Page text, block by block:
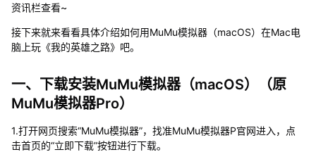
资讯栏查看~
接下来就来看看具体介绍如何用MuMu模拟器（macOS）在Mac电
脑上玩《我的英雄之路》吧。
一、下载安装MuMu模拟器（macOS）（原
MuMu模拟器Pro）
1.打开网页搜索“MuMu模拟器”，找准MuMu模拟器P官网进入，点
击首页的“立即下载”按钮进行下载。